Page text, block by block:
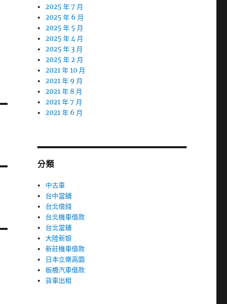
2025 年 7 月
2025 年 6 月
2025 年 5 月
2025 年 4 月
2025 年 3 月
2025 年 2 月
2021 年 10 月
2021 年 9 月
2021 年 8 月
2021 年 7 月
2021 年 6 月
分類
中古車
台中當舖
台北借錢
台北機車借款
台北當鋪
大陸新娘
新莊機車借款
日本立樂高園
板橋汽車借款
貨車出租